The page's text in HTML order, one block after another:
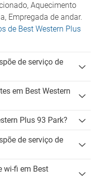
Aquecimento
Empregada de andar.
de Best Western Plus
de serviço de
em Best Western
Plus 93 Park?
de serviço de
wi-fi em Best